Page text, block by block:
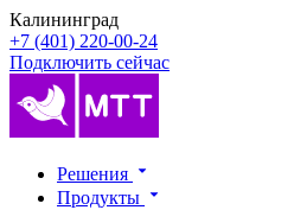
Калининград
+7 (401) 220-00-24
Подключить сейчас
Решения
Продукты